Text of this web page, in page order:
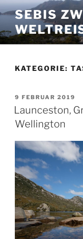
Zum
Inhalt
springen
SEBIS
KATEGORIE:
VERÖFFENTLICHT
AM
9 FEBRUAR 2019
Launceston,
Wellington